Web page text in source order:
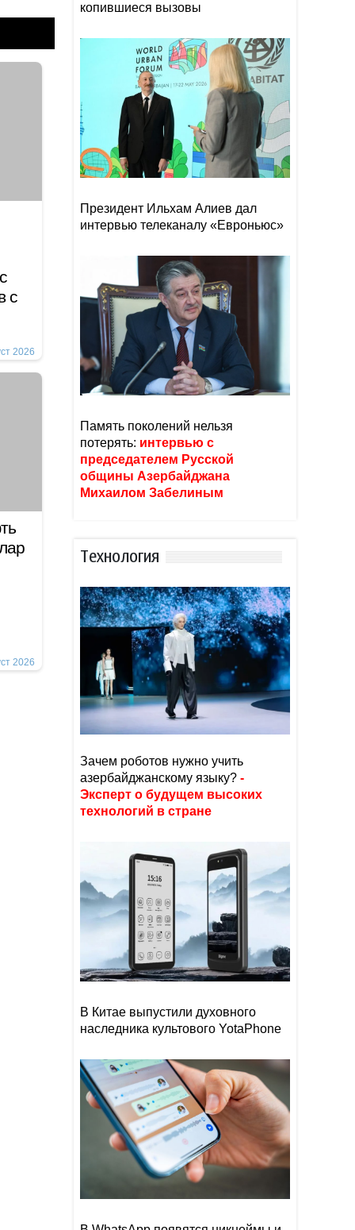
с
2026
2026
копившиеся вызовы
Президент Ильхам Алиев дал
интервью телеканалу «Евроньюс»
Память поколений нельзя
потерять: интервью с
председателем Русской
общины Азербайджана
Михаилом Забелиным
Тexнoлoгия
Зачем роботов нужно учить
азербайджанскому языку? -
Эксперт о будущем высоких
технологий в стране
В Китае выпустили духовного
наследника культового YotaPhone